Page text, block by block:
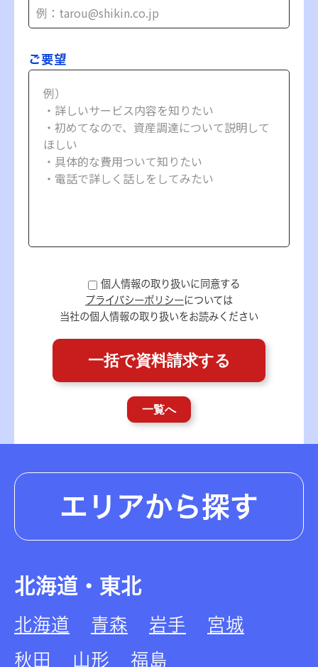
ご要望
個人情報の取り扱いに同意する
プライバシーポリシーについては
当社の個人情報の取り扱いをお読みください
一覧へ
エリアから探す
北海道・東北
北海道 青森 岩手
宮城
秋田
山形 福島